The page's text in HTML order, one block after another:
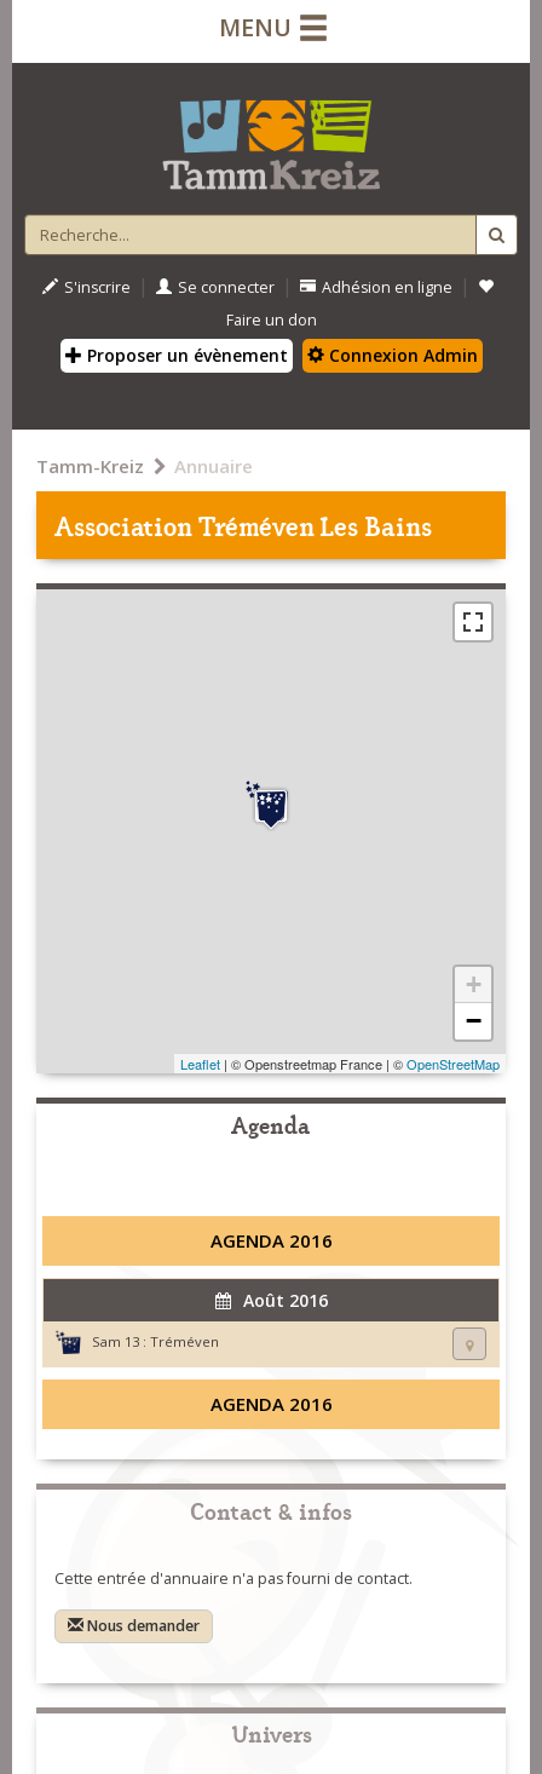
MENU
S'inscrire | Se connecter | Adhésion en ligne |
Faire un don
Proposer un évènement Connexion Admin
Tamm-Kreiz Annuaire
Association Tréméven Les Bains
+
−
Leaflet | © Openstreetmap France | ©OpenStreetMap
Agenda
AGENDA 2016
Août 2016
Sam 13 : Tréméven
AGENDA 2016
Contact & infos
Cette entrée d'annuaire n'a pas fourni de contact.
Nous demander
Univers